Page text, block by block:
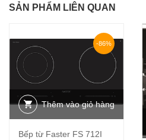
SẢN PHẨM LIÊN QUAN
-86%
Thêm vào giỏ hàng
Bếp từ Faster FS 712I